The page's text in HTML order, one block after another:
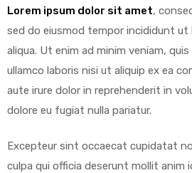
Lorem ipsum dolor sit amet,
sed do eiusmod tempor incididunt ut
aliqua. Ut enim ad minim veniam,
ullamco laboris nisi ut aliquip ex ea
aute irure dolor in reprehenderit in
dolore eu fugiat nulla pariatur.
Excepteur sint occaecat cupidatat
culpa qui officia deserunt mollit anim